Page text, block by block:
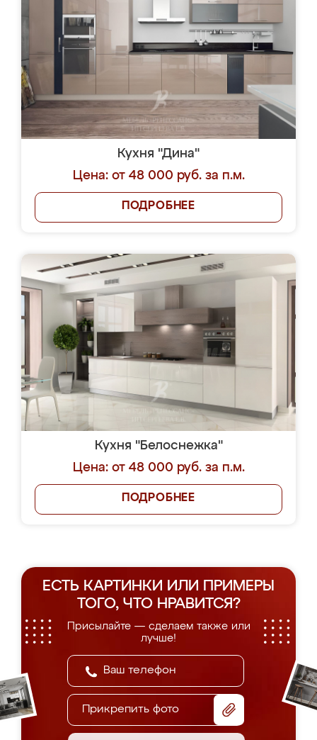
Кухня "Дина"
Цена: от 48 000 руб. за п.м.
ПОДРОБНЕЕ
Кухня "Белоснежка"
Цена: от 48 000 руб. за п.м.
ПОДРОБНЕЕ
ЕСТЬ КАРТИНКИ ИЛИ ПРИМЕРЫ
ТОГО, ЧТО НРАВИТСЯ?
Присылайте — сделаем также или
лучше!
Прикрепить фото